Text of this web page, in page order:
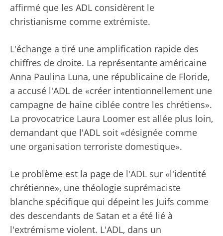
affirmé que les ADL considèrent le
christianisme comme extrémiste.
L'échange a tiré une amplification rapide des
chiffres de droite. La représentante américaine
Anna Paulina Luna, une républicaine de Floride,
a accusé l'ADL de «créer intentionnellement une
campagne de haine ciblée contre les chrétiens».
La provocatrice Laura Loomer est allée plus loin,
demandant que l'ADL soit «désignée comme
une organisation terroriste domestique».
Le problème est la page de l'ADL sur «l'identité
chrétienne», une théologie suprémaciste
blanche spécifique qui dépeint les Juifs comme
des descendants de Satan et a été lié à
l'extrémisme violent. L'ADL, dans un